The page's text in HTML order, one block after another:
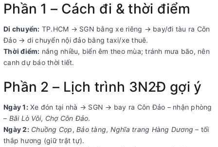
Phần 1 – Cách đi & thời điểm
Di chuyển: TP.HCM → SGN bằng xe riêng → bay/đi tàu ra Côn
Đảo → di chuyển nội đảo bằng taxi/xe thuê.
Thời điểm: nắng nhiều, biển êm theo mùa; tránh mưa bão, nên
canh dự báo thời tiết.
Phần 2 – Lịch trình 3N2Đ gợi ý
Ngày 1:Xe đón tại nhà → SGN → bay ra Côn Đảo – nhận phòng
– Bãi Lò Vôi, Chợ Côn Đảo.
Ngày 2: Chuồng Cọp, Bảo tàng, Nghĩa trang Hàng Dương – tối
thắp hương (giữ trật tự).